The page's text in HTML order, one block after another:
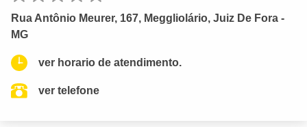
Rua Antônio Meurer, 167, Meggliolário, Juiz De Fora -
MG
ver horario de atendimento.
ver telefone